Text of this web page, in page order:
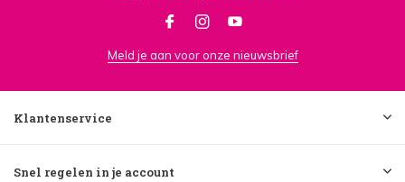
Meld je aan voor onze nieuwsbrief
Klantenservice
Snel regelen in je account